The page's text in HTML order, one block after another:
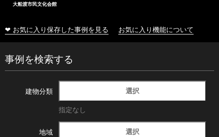
大船渡市民文化会館
❤ お気に入り保存した事例を見る お気に入り機能について
事例を検索する
建物分類 選択
指定なし
地域 選択